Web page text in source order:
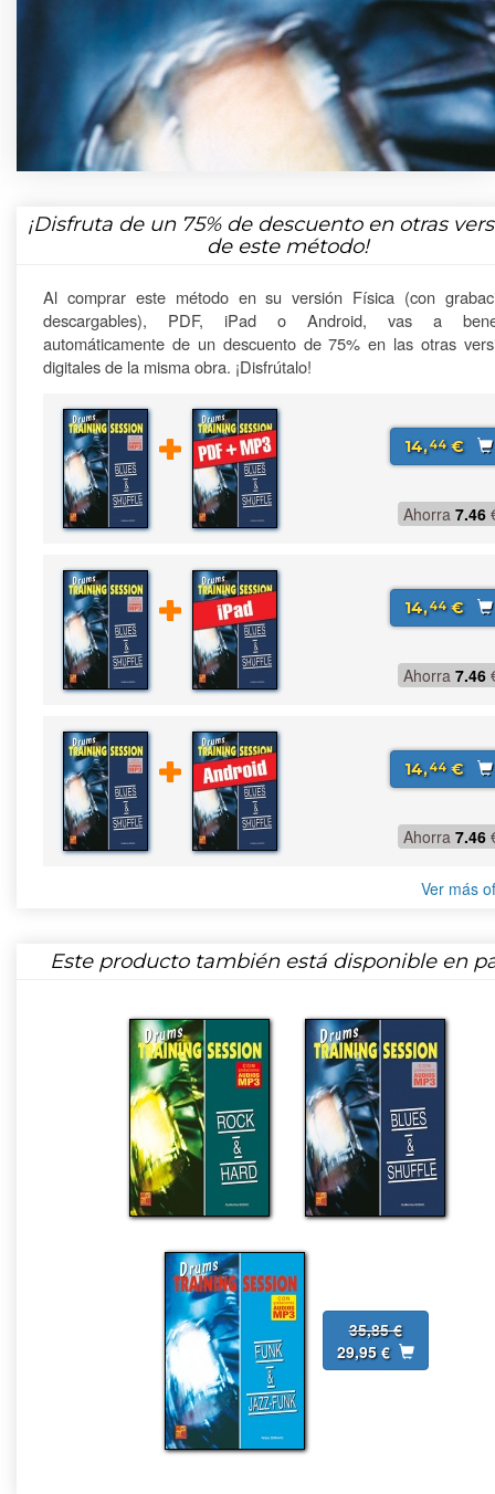
¡Disfruta de un 75%de descuento en otras
de este método!
Al comprar este método en su versión Física (con
descargables), PDF, iPad o Android, vas a
automáticamente de un descuento de 75% en las otras
digitales de la misma obra. ¡Disfrútalo!
14,44€
Ahorra 7.46
14,44€
Ahorra 7.46
14,44€
Ahorra 7.46
Ver más
Este producto también está disponible en
35,85 €
29,95 €